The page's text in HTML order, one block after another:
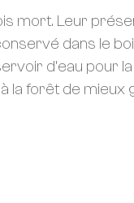
mort. Leur
dans le
d’eau pour
la forêt de mieux